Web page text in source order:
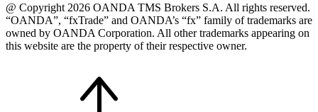
@ Copyright 2026 OANDA TMS Brokers S.A. All rights reserved.
“OANDA”, “fxTrade” and OANDA’s “fx” family of trademarks are
owned by OANDA Corporation. All other trademarks appearing on
this website are the property of their respective owner.